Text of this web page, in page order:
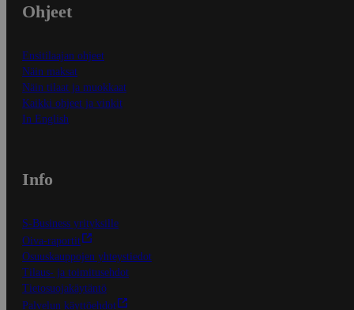
Ohjeet
Ensitilaajan ohjeet
Näin maksat
Näin tilaat ja muokkaat
Kaikki ohjeet ja vinkit
In English
Info
S-Business yrityksille
Oiva-raportit
Osuuskauppojen yhteystiedot
Tilaus- ja toimitusehdot
Tietosuojakäytäntö
Palvelun käyttöehdot